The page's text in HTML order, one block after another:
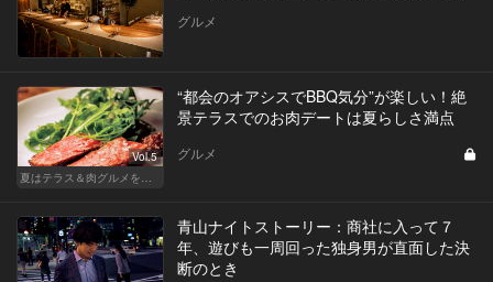
グルメ
Vol.5
夏はテラス＆肉グルメを開放的に楽しもう
“都会のオアシスでBBQ気分”が楽しい！絶
景テラスでのお肉デートは夏らしさ満点
グルメ
青山ナイトストーリー：商社に入って７
年、遊びも一周回った独身男が直面した決
断のとき